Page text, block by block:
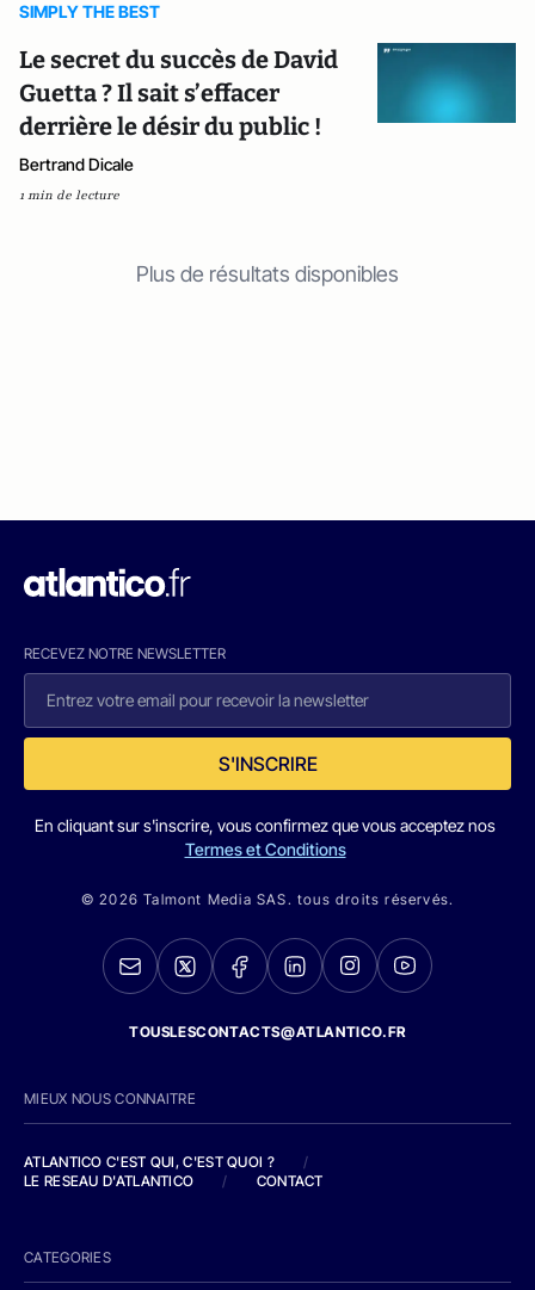
SIMPLY THE BEST
Le secret du succès de David
Guetta ? Il sait s’effacer
derrière le désir du public !
Bertrand Dicale
1 min de lecture
Plus de résultats disponibles
RECEVEZ NOTRE NEWSLETTER
S'INSCRIRE
En cliquant sur s'inscrire, vous confirmez que vous acceptez nos
Termes et Conditions
© 2026 Talmont Media SAS. tous droits réservés.
TOUSLESCONTACTS@ATLANTICO.FR
MIEUX NOUS CONNAITRE
ATLANTICO C'EST QUI, C'EST QUOI ?
/
LE RESEAU D'ATLANTICO
/ CONTACT
CATEGORIES